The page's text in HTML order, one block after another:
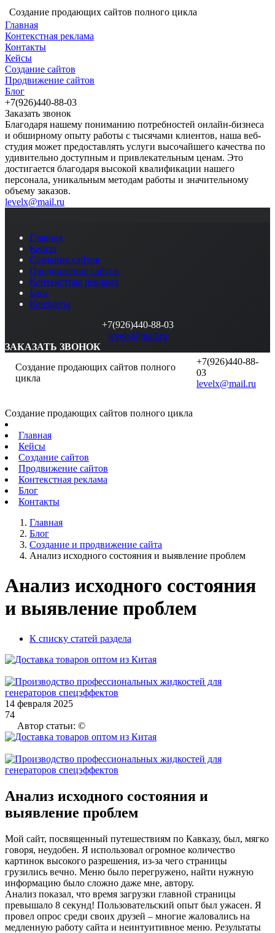
Создание продающих сайтов полного цикла
Главная
Контекстная реклама
Контакты
Кейсы
Создание сайтов
Продвижение сайтов
Блог
+7(926)440-88-03
Заказать звонок
Благодаря нашему пониманию потребностей онлайн-бизнеса
и обширному опыту работы с тысячами клиентов, наша веб-
студия может предоставлять услуги высочайшего качества по
удивительно доступным и привлекательным ценам. Это
достигается благодаря высокой квалификации нашего
персонала, уникальным методам работы и значительному
объему заказов.
levelx@mail.ru
Главная
Кейсы
Создание сайтов
Продвижение сайтов
Контекстная реклама
Блог
Контакты
+7(926)440-88-03
levelx@mail.ru
ЗАКАЗАТЬ ЗВОНОК
Создание продающих сайтов полного
цикла
+7(926)440-88-
03
levelx@mail.ru
Создание продающих сайтов полного цикла
Главная
Кейсы
Создание сайтов
Продвижение сайтов
Контекстная реклама
Блог
Контакты
Главная
Блог
Создание и продвижение сайта
Анализ исходного состояния и выявление проблем
Анализ исходного состояния
и выявление проблем
К списку статей раздела
14 февраля 2025
74
Автор статьи: ©
Анализ исходного состояния и
выявление проблем
Мой сайт, посвященный путешествиям по Кавказу, был, мягко
говоря, неудобен. Я использовал огромное количество
картинок высокого разрешения, из-за чего страницы
грузились вечно. Меню было перегружено, найти нужную
информацию было сложно даже мне, автору.
Анализ показал, что время загрузки главной страницы
превышало 8 секунд! Пользовательский опыт был ужасен. Я
провел опрос среди своих друзей – многие жаловались на
медленную работу сайта и неинтуитивное меню. Результаты